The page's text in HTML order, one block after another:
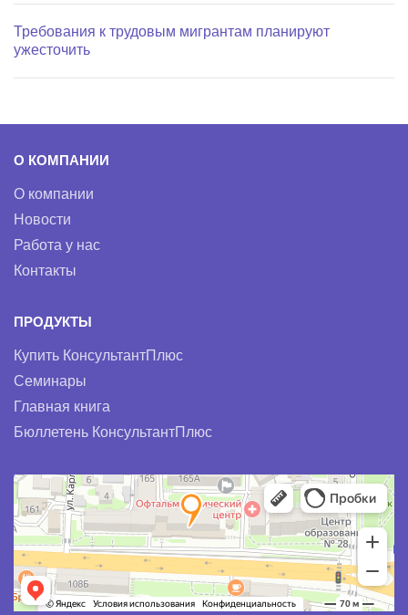
Требования к трудовым мигрантам планируют
ужесточить
О КОМПАНИИ
О компании
Новости
Работа у нас
Контакты
ПРОДУКТЫ
Купить КонсультантПлюс
Семинары
Главная книга
Бюллетень КонсультантПлюс